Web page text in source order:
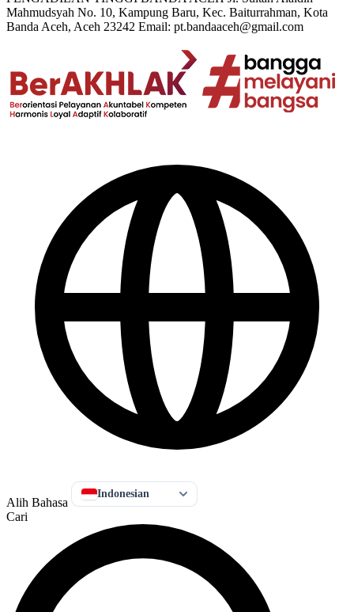
Mahmudsyah No. 10, Kampung Baru, Kec. Baiturrahman, Kota
Banda Aceh, Aceh 23242 Email: pt.bandaaceh@gmail.com
Alih Bahasa
Indonesian
Cari